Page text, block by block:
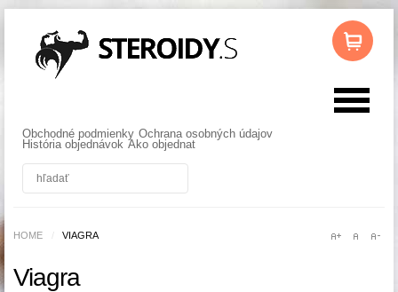
Obchodné podmienky Ochrana osobných údajov
História objednávok Ako objednat
HOME VIAGRA
Viagra